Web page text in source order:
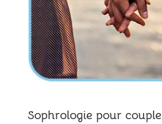
Sophrologie pour couple